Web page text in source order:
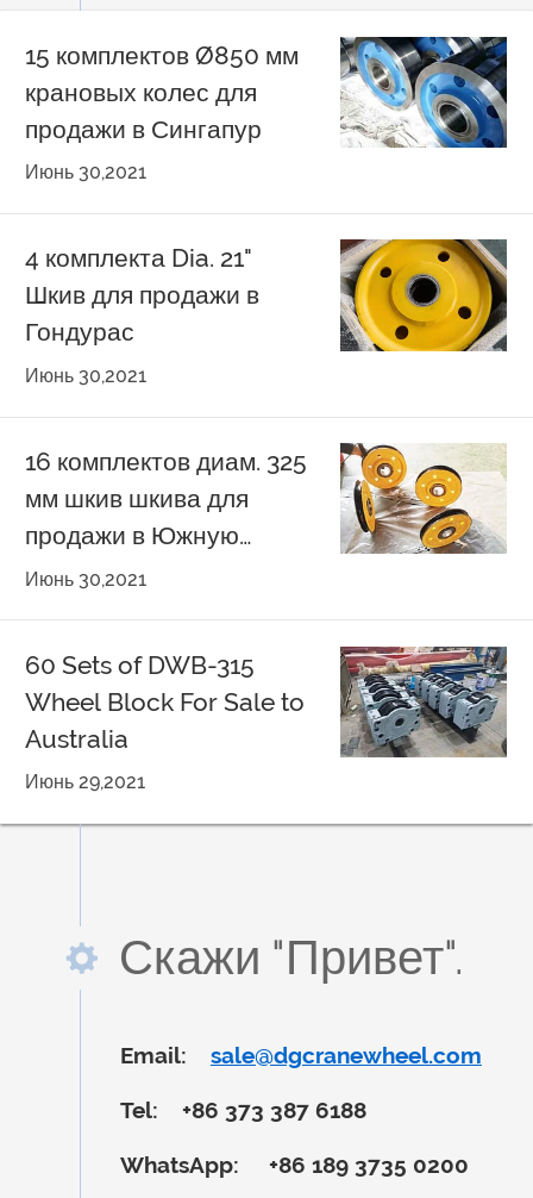
15 комплектов Ø850 мм
крановых колес для
продажи в Сингапур
Июнь 30,2021
4 комплекта Dia. 21"
Шкив для продажи в
Гондурас
Июнь 30,2021
16 комплектов диам. 325
мм шкив шкива для
продажи в Южную
Корею
Июнь 30,2021
60 Sets of DWB-315
Wheel Block For Sale to
Australia
Июнь 29,2021
Скажи "Привет".
Email: sale@dgcranewheel.com
Tel: +86 373 387 6188
WhatsApp: +86 189 3735 0200